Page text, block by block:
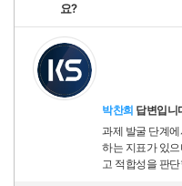
요?
박찬희 답변입니
과제 발굴 단계
하는 지표가 있
고 적합성을 판